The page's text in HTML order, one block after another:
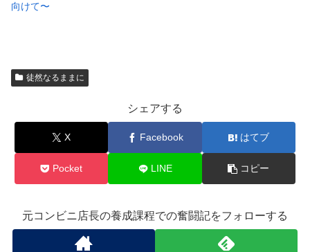
向けて〜
徒然なるままに
シェアする
X Facebook はてブ
Pocket LINE コピー
元コンビニ店長の養成課程での奮闘記をフォローする